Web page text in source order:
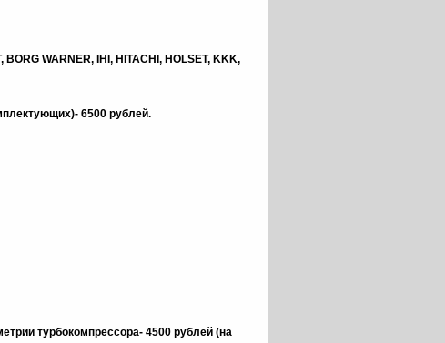
BORGWARNER, IHI, HITACHI, HOLSET, KKK,
6500 рублей.
турбокомпрессора- 4500 рублей (на